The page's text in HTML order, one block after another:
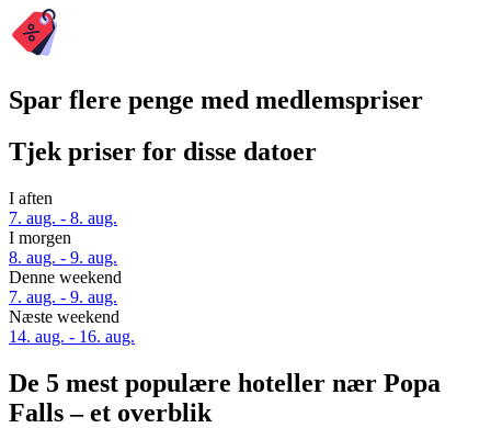
Spar flere penge med medlemspriser
Tjek priser for disse datoer
I aften
7. aug. - 8. aug.
I morgen
8. aug. - 9. aug.
Denne weekend
7. aug. - 9. aug.
Næste weekend
14. aug. - 16. aug.
De 5 mest populære hoteller nær Popa
Falls – et overblik